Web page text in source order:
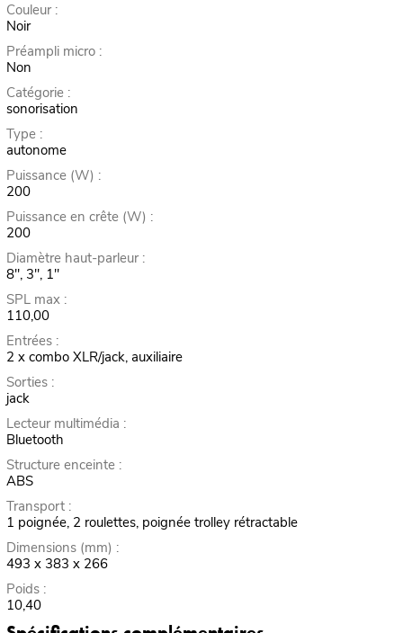
Couleur :
Noir
Préampli micro :
Non
Catégorie :
sonorisation
Type :
autonome
Puissance (W) :
200
Puissance en crête (W) :
200
Diamètre haut-parleur :
8", 3", 1"
SPL max :
110,00
Entrées :
2 x combo XLR/jack, auxiliaire
Sorties :
jack
Lecteur multimédia :
Bluetooth
Structure enceinte :
ABS
Transport :
1 poignée, 2 roulettes, poignée trolley rétractable
Dimensions (mm) :
493 x 383 x 266
Poids :
10,40